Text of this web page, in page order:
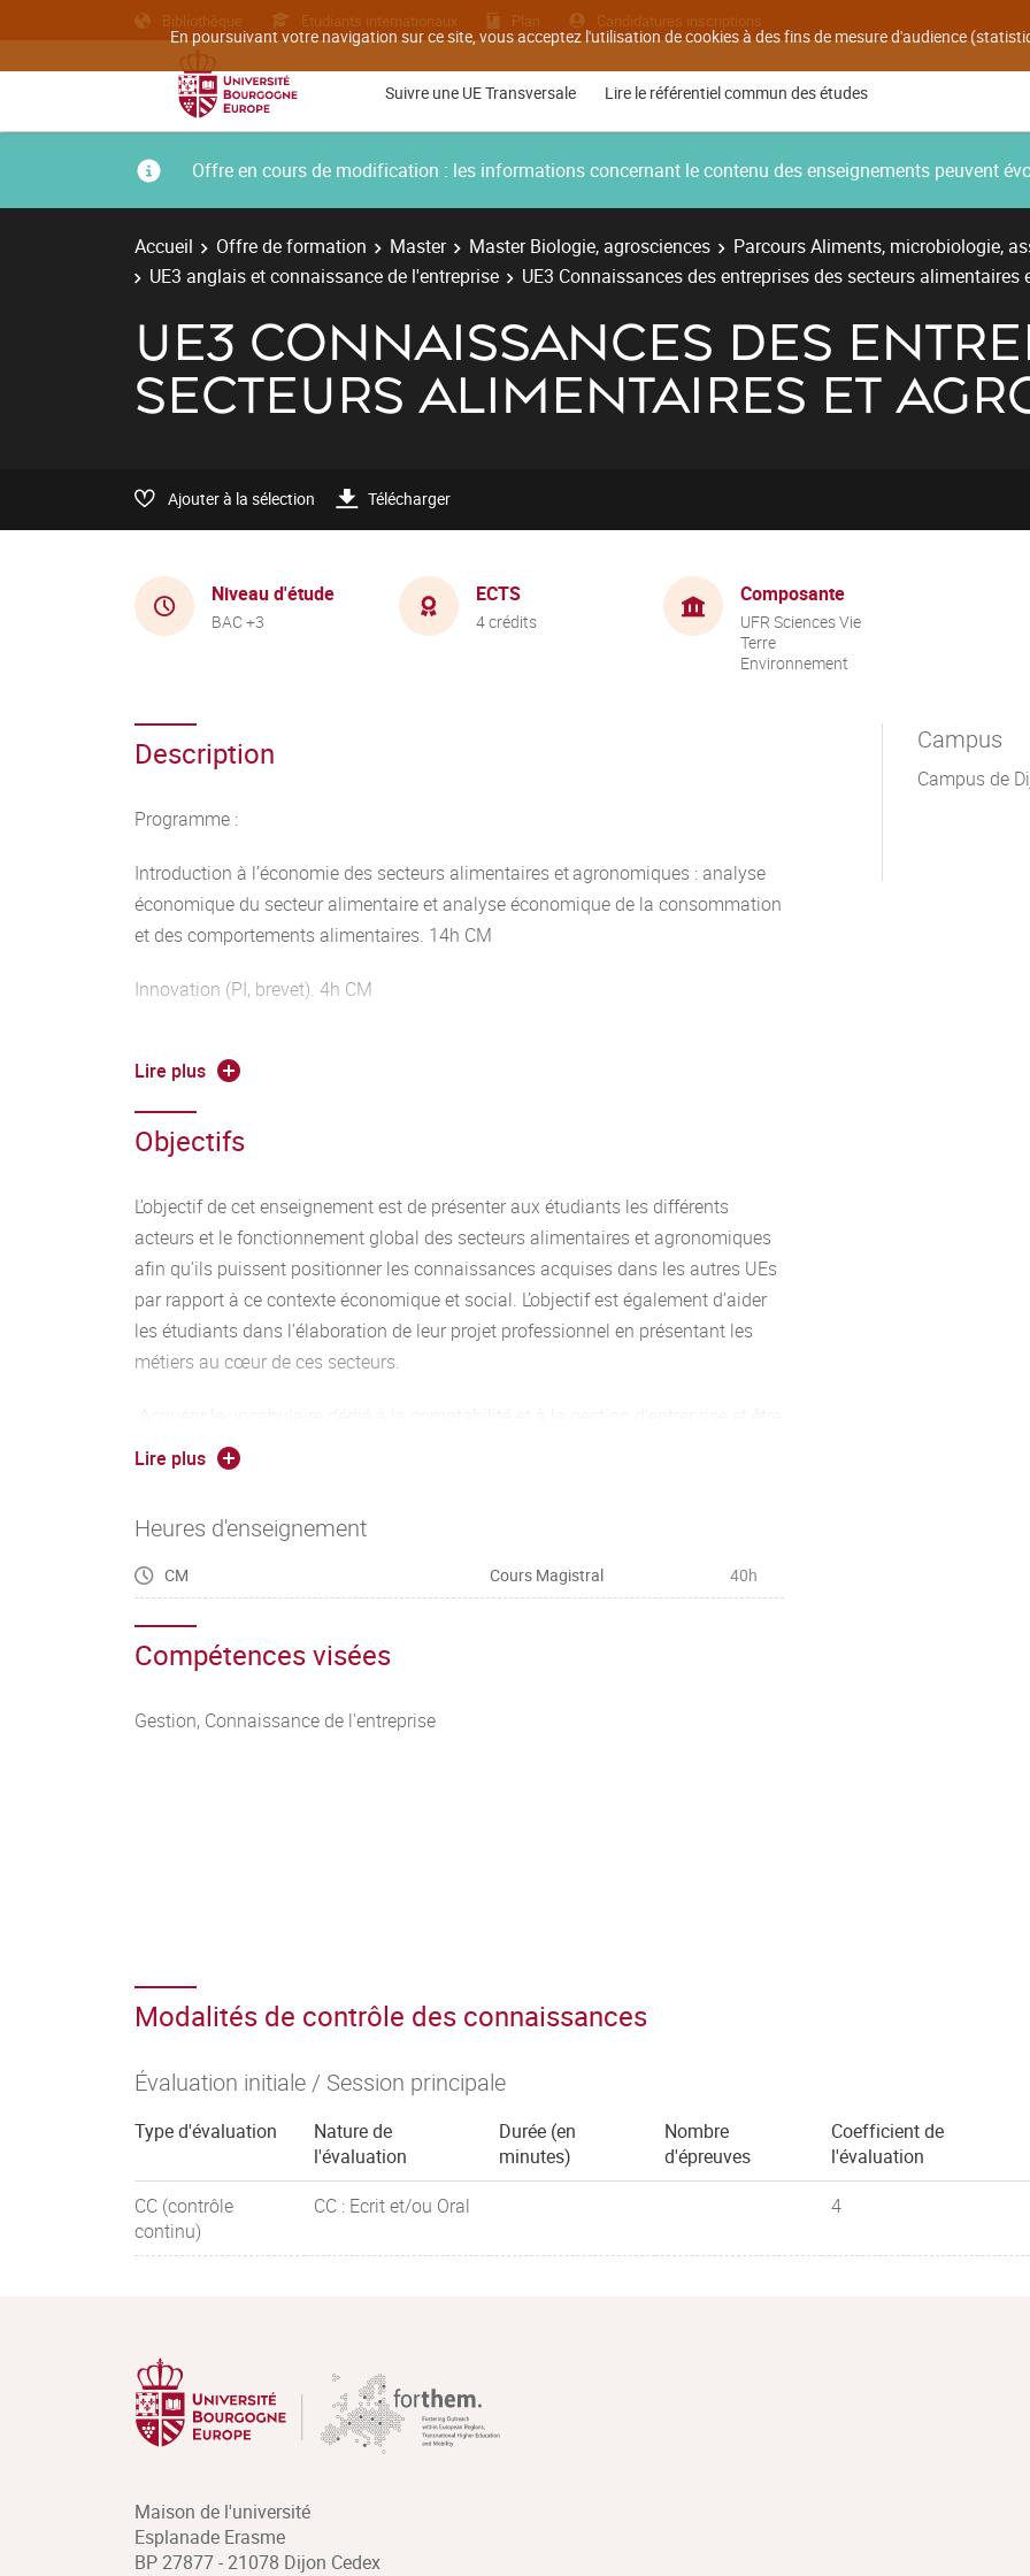
En poursuivant votre navigation sur ce site, vous acceptez l'utilisation de cookies à des fins de mesure d'audience
Bibliothèque Etudiants internationaux Plan Candidatures inscriptions
Suivre une UE Transversale Lire le référentiel commun des études
Offre en cours de modification : les informations concernant le contenu des enseignements peuvent
Accueil Offre de formation Master Master Biologie, agrosciences
Parcours Aliments, microbiologie,
UE3 anglais et connaissance de l'entreprise
UE3 Connaissances des entreprises des secteurs alimentaires
UE3 CONNAISSANCES DES
SECTEURS ALIMENTAIRES ET
Ajouter à la sélection Télécharger
Niveau d'étude
BAC +3
ECTS
4 crédits
Composante
UFR Sciences Vie
Terre
Environnement
Description
Programme :
Introduction à l’économie des secteurs alimentaires et agronomiques : analyse
économique du secteur alimentaire et analyse économique de la consommation
et des comportements alimentaires. 14h CM
Innovation (PI, brevet). 4h CM
Connaissances des entreprises (coopératives – fermes – industries) et des
Lire plus
Objectifs
L’objectif de cet enseignement est de présenter aux étudiants les différents
acteurs et le fonctionnement global des secteurs alimentaires et agronomiques
afin qu’ils puissent positionner les connaissances acquises dans les autres UEs
par rapport à ce contexte économique et social. L’objectif est également d’aider
les étudiants dans l’élaboration de leur projet professionnel en présentant les
métiers au cœur de ces secteurs.
capable d’interagir avec les services correspondants dans l’entreprise.
la distribution.
Lire plus
Heures d'enseignement
CM Cours Magistral 40h
Compétences visées
Gestion, Connaissance de l'entreprise
Campus
Campus de
Modalités de contrôle des connaissances
Évaluation initiale / Session principale
Type d'évaluation
Nature de
l'évaluation
Durée (en
minutes)
Nombre
d'épreuves
Coefficient de
l'évaluation
CC (contrôle
continu)
CC : Ecrit et/ou Oral 4
Maison de l'université
Esplanade Erasme
BP 27877 - 21078 Dijon Cedex